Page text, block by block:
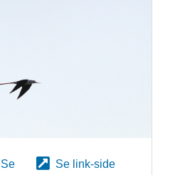
Se
Se link-side